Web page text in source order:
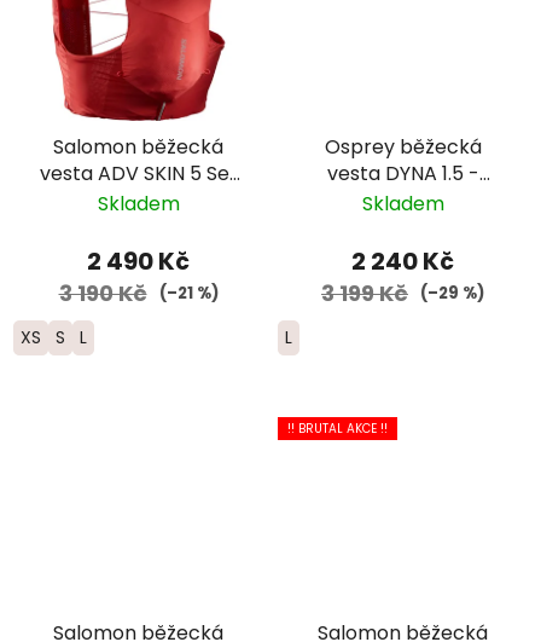
Salomon běžecká
vesta ADV SKIN 5 Set
- červená
Skladem
2 490 Kč
3 190 Kč (–21 %)
XS S L
Osprey běžecká
vesta DYNA 1.5 -
dámská - šedá
Skladem
2 240 Kč
3 199 Kč (–29 %)
L
Salomon běžecká
!! BRUTAL AKCE !!
Salomon běžecká